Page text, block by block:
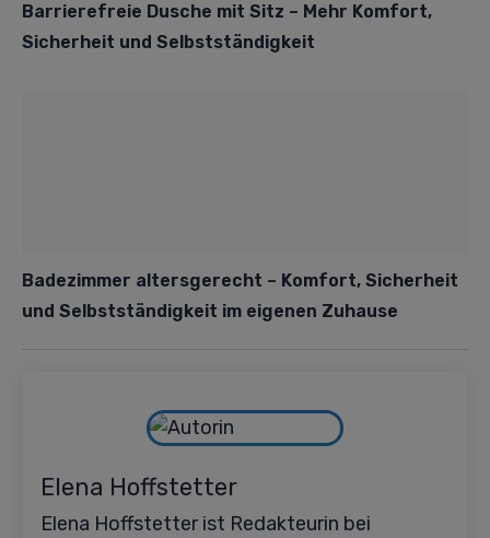
Barrierefreie Dusche mit Sitz – Mehr Komfort,
Sicherheit und Selbstständigkeit
Badezimmer altersgerecht – Komfort, Sicherheit
und Selbstständigkeit im eigenen Zuhause
Elena Hoffstetter
Elena Hoffstetter ist Redakteurin bei